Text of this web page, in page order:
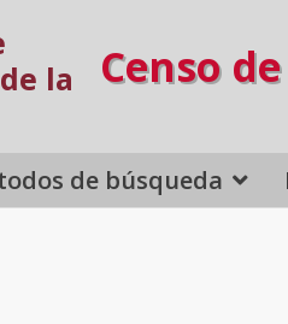
Censo
de búsqueda